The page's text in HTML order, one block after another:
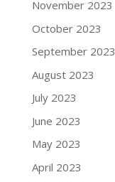
November 2023
October 2023
September 2023
August 2023
July 2023
June 2023
May 2023
April 2023